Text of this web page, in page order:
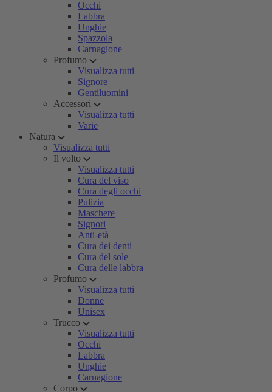
Occhi
Labbra
Unghie
Spazzola
Carnagione
Profumo
Visualizza tutti
Signore
Gentiluomini
Accessori
Visualizza tutti
Varie
Natura
Visualizza tutti
Il volto
Visualizza tutti
Cura del viso
Cura degli occhi
Pulizia
Maschere
Signori
Anti-età
Cura dei denti
Cura del sole
Cura delle labbra
Profumo
Visualizza tutti
Donne
Unisex
Trucco
Visualizza tutti
Occhi
Labbra
Unghie
Carnagione
Corpo